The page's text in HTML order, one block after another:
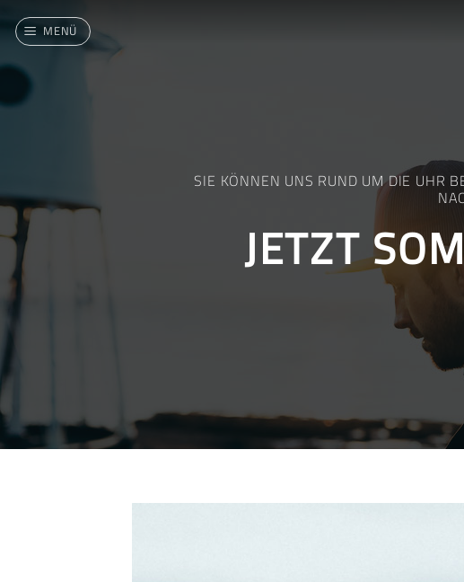
Zum
Inhalt
springen
MENÜ
SIE KÖNNEN UNS RUND UM DIE UHR
JETZT